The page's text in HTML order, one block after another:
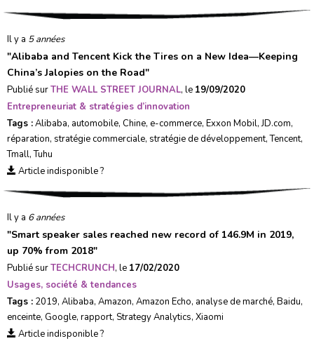
Il y a 5 années
"Alibaba and Tencent Kick the Tires on a New Idea—Keeping
China’s Jalopies on the Road"
Publié surTHE WALL STREET JOURNAL, le 19/09/2020
Entrepreneuriat & stratégies d’innovation
Tags :Alibaba, automobile, Chine, e-commerce, Exxon Mobil,JD.com,
réparation, stratégie commerciale, stratégie de développement,Tencent,
Tmall,Tuhu
Article indisponible ?
Il y a 6 années
"Smart speaker sales reached new record of 146.9M in 2019,
up 70% from 2018"
Publié surTECHCRUNCH, le 17/02/2020
Usages, société & tendances
Tags : 2019, Alibaba, Amazon, Amazon Echo, analyse de marché, Baidu,
enceinte, Google, rapport, Strategy Analytics, Xiaomi
Article indisponible ?